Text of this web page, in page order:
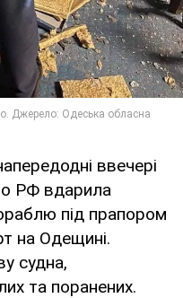
ввечері
РФ вдарила
під прапором
на Одещині.
судна,
та поранених.